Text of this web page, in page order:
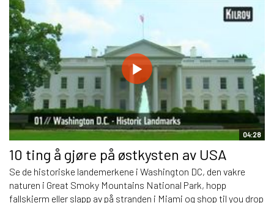
04:28
10 ting å gjøre på østkysten av USA
Se de historiske landemerkene i Washington DC, den vakre
naturen i Great Smoky Mountains National Park, hopp
fallskjerm eller slapp av på stranden i Miami og shop til you drop